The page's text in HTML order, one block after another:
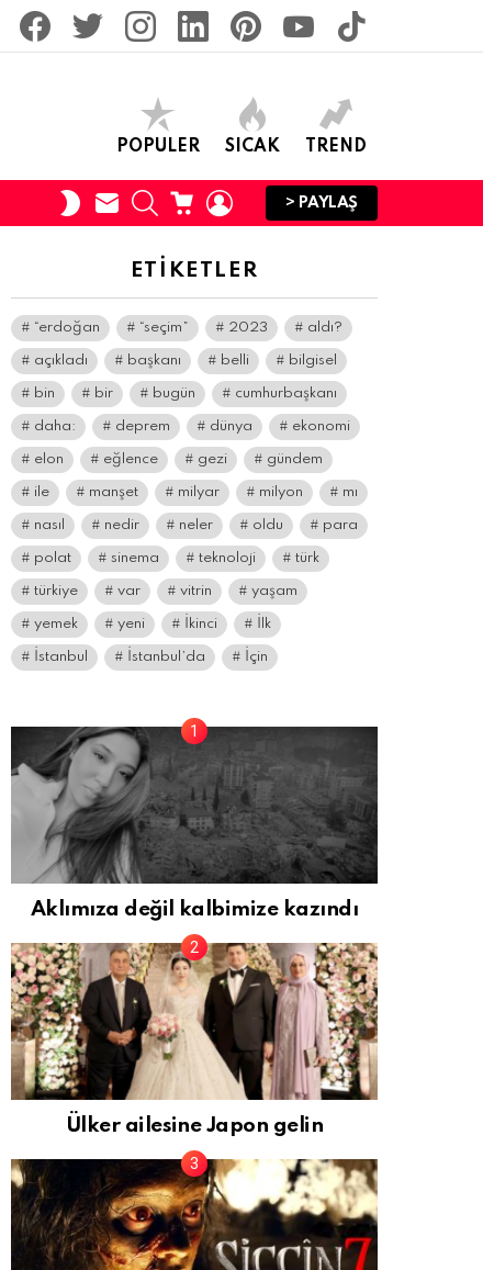
POPULER SICAK TREND
SWITCH
SKIN
SUBSCRIBE
SEARCHCART LOGIN
> PAYLAŞ
ETIKETLER
“erdoğan “seçim” 2023 aldı?
açıkladı başkanı belli bilgisel
bin bir bugün cumhurbaşkanı
daha: deprem dünya ekonomi
elon eğlence gezi gündem
ile manşet milyar milyon mı
nasıl nedir neler oldu para
polat sinema teknoloji türk
türkiye var vitrin yaşam
yemek yeni İkinci İlk
İstanbul İstanbul’da İçin
Aklımıza değil kalbimize kazındı
Ülker ailesine Japon gelin